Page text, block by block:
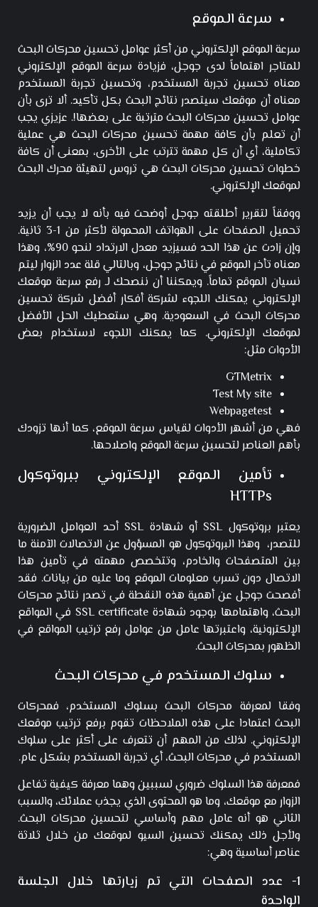
سرعة الموقع
سرعة الموقع الإلكتروني من أكثر عوامل تحسين محركات البحث
للمتاجر اهتماماً لدى جوجل، فزيادة سرعة الموقع الإلكتروني
معناه تحسين تجربة المستخدم، وتحسين تجربة المستخدم
معناه أن موقعك سيتصدر نتائج البحث بكل تأكيد. ألا ترى بأن
عوامل تحسين محركات البحث مترتبة على بعضها!. عزيزي يجب
أن تعلم بأن كافة مهمة تحسين محركات البحث هي عملية
تكاملية، أي أن كل مهمة تترتب على الأخرى، بمعنى أن كافة
خطوات تحسين محركات البحث هي تروس لتهيئة محرك البحث
لموقعك الإلكتروني.
ووفقاً لتقرير أطلقته جوجل أوضحت فيه بأنه لا يجب أن يزيد
تحميل الصفحات على الهواتف المحمولة لأكثر من 1-3 ثانية.
وإن زادت عن هذا الحد فسيزيد معدل الارتداد لنحو 90%، وهذا
معناه تأخر الموقع في نتائج جوجل، وبالتالي قلة عدد الزوار ليتم
نسيان الموقع تماماً. ويمكننا أن ننصحك لـ رفع سرعة موقعك
الإلكتروني يمكنك اللجوء لشركة أفكار أفضل شركة تحسين
محركات البحث في السعودية. وهي ستعطيك الحل الأفضل
لموقعك الإلكتروني. كما يمكنك اللجوء لاستخدام بعض
الأدوات مثل:
GTMetrix
Test My site
Webpagetest
فهي من أشهر الأدوات لقياس سرعة الموقع، كما أنها تزودك
بأهم العناصر لتحسين سرعة الموقع واصلاحها.
تأمين الموقع الإلكتروني ببروتوكول
HTTPs
يعتبر بروتوكول SSL أو شهادة SSL أحد العوامل الضرورية
للتصدر، وهذا البروتوكول هو المسؤول عن الاتصالات الآمنة ما
بين المتصفحات والخادم، وتتخصص مهمته في تأمين هذا
الاتصال دون تسرب معلومات الموقع وما عليه من بيانات. فقد
أفصحت جوجل عن أهمية هذه النقطة في تصدر نتائج محركات
البحث، واهتمامها بوجود شهادة SSL certificate في المواقع
الإلكترونية، واعتبرتها عامل من عوامل رفع ترتيب المواقع في
الظهور بمحركات البحث.
سلوك المستخدم في محركات البحث
وفقا لمعرفة محركات البحث بسلوك المستخدم، فمحركات
البحث اعتمادا على هذه الملاحظات تقوم برفع ترتيب موقعك
الإلكتروني. لذلك من المهم أن تتعرف على أكثر على سلوك
المستخدم في محركات البحث، أي تجربة المستخدم بشكل عام.
فمعرفة هذا السلوك ضروري لسببين وهما معرفة كيفية تفاعل
الزوار مع موقعك، وما هو المحتوى الذي يجذب عملائك، والسبب
الثاني هو أنه عامل مهم وأساسي لتحسين محركات البحث.
ولأجل ذلك يمكنك تحسين السيو لموقعك من خلال ثلاثة
عناصر أساسية وهي:
1- عدد الصفحات التي تم زيارتها خلال الجلسة
الواحدة